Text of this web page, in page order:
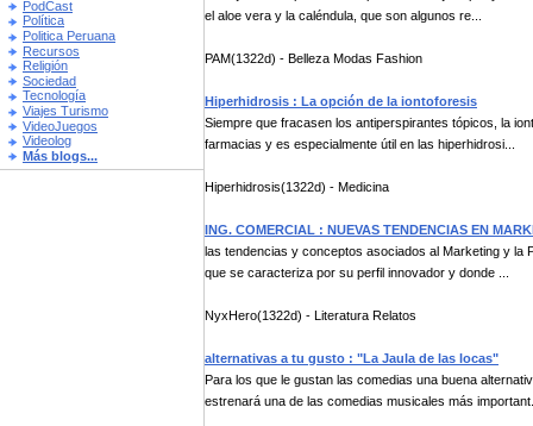
PodCast
Política
Politica Peruana
Recursos
Religión
Sociedad
Tecnología
Viajes Turismo
VideoJuegos
Videolog
Más blogs...
el aloe vera y la caléndula, que son algunos re...
PAM(1322d) - Belleza Modas Fashion
Hiperhidrosis : La opción de la iontoforesis
Siempre que fracasen los antiperspirantes tópicos, la
farmacias y es especialmente útil en las hiperhidrosi...
Hiperhidrosis(1322d) - Medicina
ING. COMERCIAL : NUEVAS TENDENCIAS EN
las tendencias y conceptos asociados al Marketing y la
que se caracteriza por su perfil innovador y donde ...
NyxHero(1322d) - Literatura Relatos
alternativas a tu gusto : "La Jaula de las locas"
Para los que le gustan las comedias una buena
estrenará una de las comedias musicales más